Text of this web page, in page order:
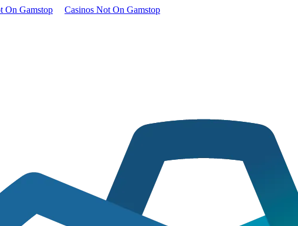
On Gamstop Casinos Not On Gamstop